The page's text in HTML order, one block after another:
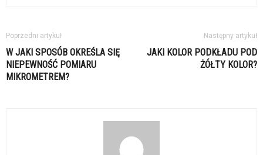
Poprzedni artykuł
W JAKI SPOSÓB OKREŚLA SIĘ
NIEPEWNOŚĆ POMIARU
MIKROMETREM?
Następny artykuł
JAKI KOLOR PODKŁADU POD
ŻÓŁTY KOLOR?